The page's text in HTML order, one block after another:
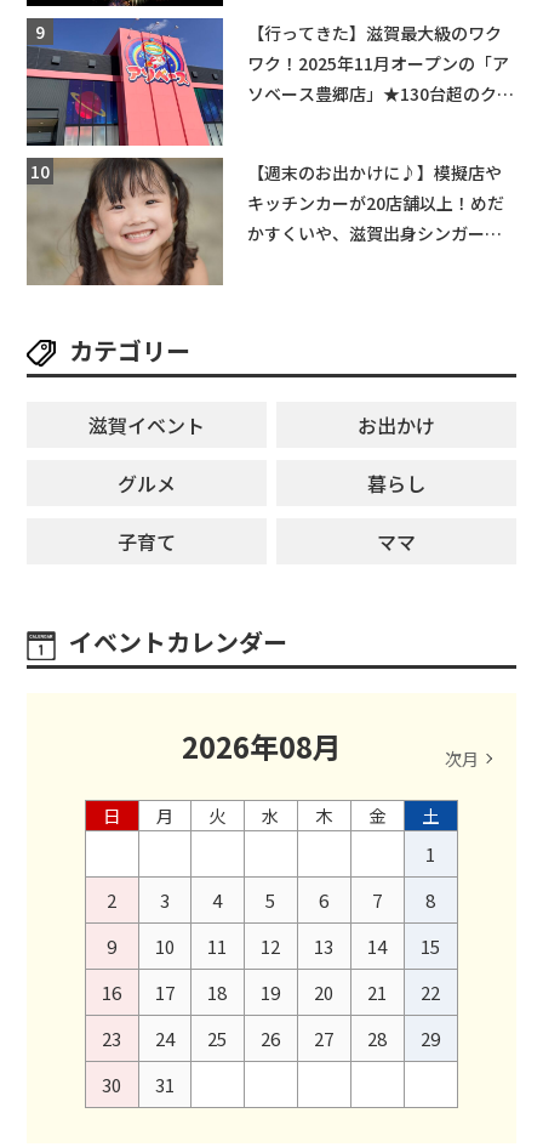
【行ってきた】滋賀最大級のワク
ワク！2025年11月オープンの「ア
ソベース豊郷店」★130台超のクレ
【週末のお出かけに♪】模擬店や
キッチンカーが20店舗以上！めだ
かすくいや、滋賀出身シンガーソ
カテゴリー
滋賀イベント
お出かけ
グルメ
暮らし
子育て
ママ
イベントカレンダー
2026年08月 次月
日 月 火 水 木 金
土
1
2
3 4 5 6 7
8
9
10 11 12 13 14
15
16
17 18 19 20 21
22
23
24 25 26 27 28
29
30
31